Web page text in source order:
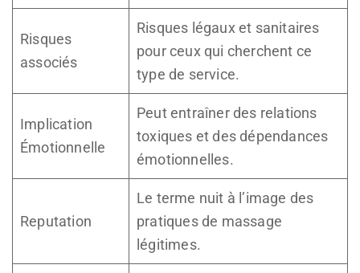
Risques
associés
Risques légaux et sanitaires
pour ceux qui cherchent ce
type de service.
Implication
Émotionnelle
Peut entraîner des relations
toxiques et des dépendances
émotionnelles.
Reputation
Le terme nuit à l’image des
pratiques de massage
légitimes.